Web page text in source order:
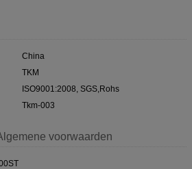
China
TKM
ISO9001:2008, SGS,Rohs
Tkm-003
voorwaarden